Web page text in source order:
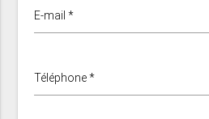
E-mail *
Téléphone *